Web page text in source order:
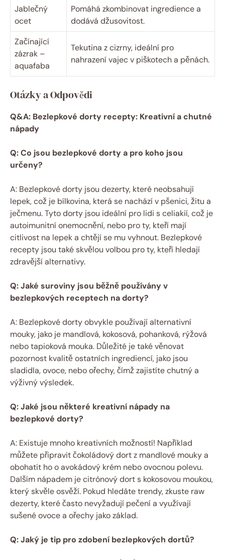
Jablečný
ocet
Pomáhá zkombinovat ingredience a
dodává džusovitost.
Začínající
zázrak –
aquafaba
Tekutina z cizrny, ideální pro
nahrazení vajec v piškotech a pěnách.
Otázky a Odpovědi
Q&A: Bezlepkové dorty recepty: Kreativní a chutné
nápady
Q: Co jsou bezlepkové dorty a pro koho jsou
určeny?
A: Bezlepkové dorty jsou dezerty, které neobsahují
lepek, což je bílkovina, která se nachází v pšenici, žitu a
ječmenu. Tyto dorty jsou ideální pro lidi s celiakií, což je
autoimunitní onemocnění, nebo pro ty, kteří mají
citlivost na lepek a chtějí se mu vyhnout. Bezlepkové
recepty jsou také skvělou volbou pro ty, kteří hledají
zdravější alternativy.
Q: Jaké suroviny jsou běžně používány v
bezlepkových receptech na dorty?
A: Bezlepkové dorty obvykle používají alternativní
mouky, jako je mandlová, kokosová, pohanková, rýžová
nebo tapioková mouka. Důležité je také věnovat
pozornost kvalitě ostatních ingrediencí, jako jsou
sladidla, ovoce, nebo ořechy, čímž zajistíte chutný a
výživný výsledek.
Q: Jaké jsou některé kreativní nápady na
bezlepkové dorty?
A: Existuje mnoho kreativních možností! Například
můžete připravit čokoládový dort z mandlové mouky a
obohatit ho o avokádový krém nebo ovocnou polevu.
Dalším nápadem je citrónový dort s kokosovou moukou,
který skvěle osvěží. Pokud hledáte trendy, zkuste raw
dezerty, které často nevyžadují pečení a využívají
sušené ovoce a ořechy jako základ.
Q: Jaký je tip pro zdobení bezlepkových dortů?